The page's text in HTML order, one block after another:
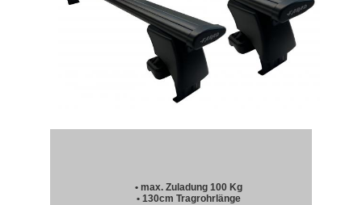
• max. Zuladung 100 Kg
• 130cm Tragrohrlänge